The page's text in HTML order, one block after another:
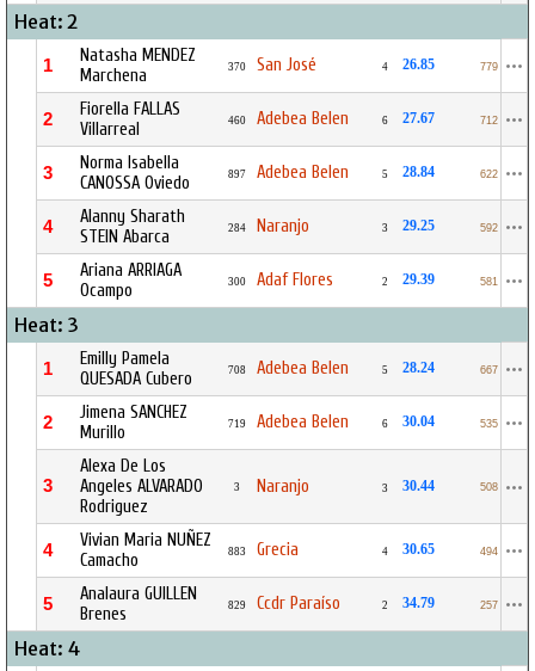
Heat: 2
1
Natasha MENDEZ
Marchena
370 San José 4 26.85 779
2
Fiorella FALLAS
Villarreal
460 Adebea Belen 6 27.67 712
3
Norma Isabella
CANOSSA Oviedo
897 Adebea Belen 5 28.84 622
4
Alanny Sharath
STEIN Abarca
284 Naranjo 3 29.25 592
5
Ariana ARRIAGA
Ocampo
300 Adaf Flores 2 29.39 581
Heat: 3
1
Emilly Pamela
QUESADA Cubero
708 Adebea Belen 5 28.24 667
2
Jimena SANCHEZ
Murillo
719 Adebea Belen 6 30.04 535
3
Alexa De Los
Angeles ALVARADO
Rodriguez
3 Naranjo 3 30.44 508
4
Vivian Maria NUÑEZ
Camacho
883 Grecia 4 30.65 494
5
Analaura GUILLEN
Brenes
829 Ccdr Paraíso 2 34.79 257
Heat: 4